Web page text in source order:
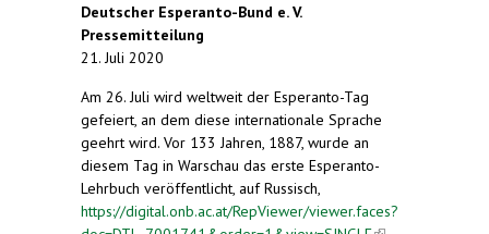
Deutscher Esperanto-Bund e. V.
Pressemitteilung
21. Juli 2020
Am 26. Juli wird weltweit der Esperanto-Tag
gefeiert, an dem diese internationale Sprache
geehrt wird. Vor 133 Jahren, 1887, wurde an
diesem Tag in Warschau das erste Esperanto-
Lehrbuch veröffentlicht, auf Russisch,
https://digital.onb.ac.at/RepViewer/viewer.faces?